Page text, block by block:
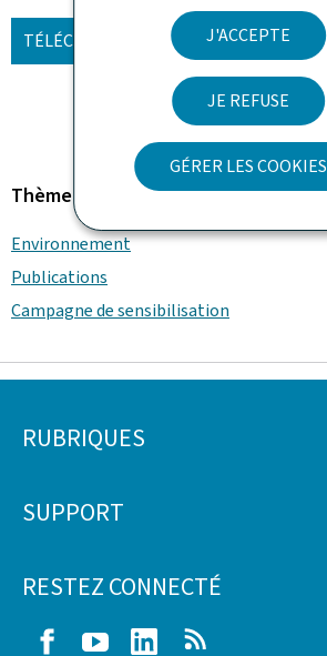
J'ACCEPTE
JE REFUSE
GÉRER LES COOKIES
TÉLÉCHARGER (DE - FR, PDF - 6,63 MO)
Thème
Environnement
Publications
Campagne de sensibilisation
Pied
page
RUBRIQUES
SUPPORT
RESTEZ CONNECTÉ
FacebookYoutube LinkedIn